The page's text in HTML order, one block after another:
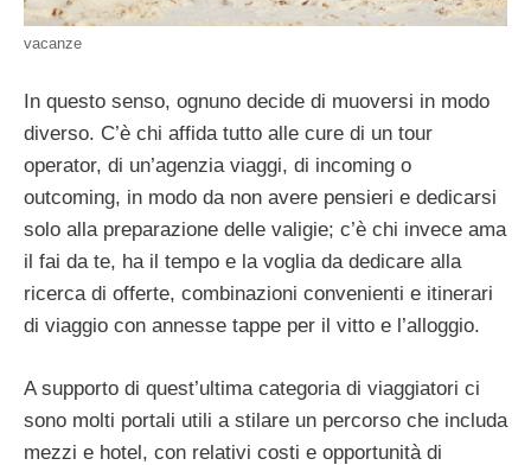
vacanze
In questo senso, ognuno decide di muoversi in modo
diverso. C’è chi affida tutto alle cure di un tour
operator, di un’agenzia viaggi, di incoming o
outcoming, in modo da non avere pensieri e dedicarsi
solo alla preparazione delle valigie; c’è chi invece ama
il fai da te, ha il tempo e la voglia da dedicare alla
ricerca di offerte, combinazioni convenienti e itinerari
di viaggio con annesse tappe per il vitto e l’alloggio.
A supporto di quest’ultima categoria di viaggiatori ci
sono molti portali utili a stilare un percorso che includa
mezzi e hotel, con relativi costi e opportunità di